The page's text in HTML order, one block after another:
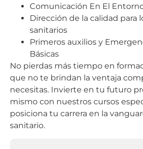
Comunicación En El
Dirección de la calidad para
sanitarios
Primeros auxilios y
Básicas
No pierdas más tiempo en
que no te brindan la ventaja
necesitas. Invierte en tu futuro
mismo con nuestros cursos
posiciona tu carrera en la
sanitario.